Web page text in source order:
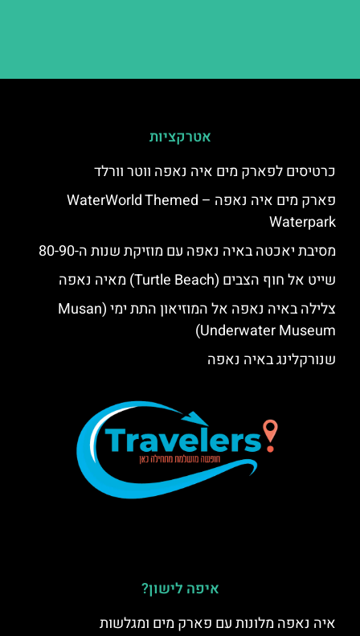
אטרקציות
כרטיסים לפארק מים איה נאפה ווטר וורלד
פארק מים איה נאפה – ‪‪WaterWorld Themed
Waterpark‬‬
מסיבת יאכטה באיה נאפה עם מוזיקת שנות ה-80-90
שייט אל חוף הצבים (Turtle Beach) מאיה נאפה
צלילה באיה נאפה אל המוזיאון התת ימי (Musan
Underwater Museum)
שנורקלינג באיה נאפה
איפה לישון?
איה נאפה מלונות עם פארק מים ומגלשות